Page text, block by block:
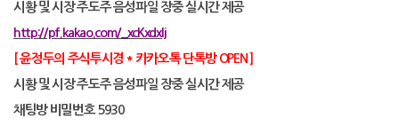
시황 및 시장 주도주 음성파일 장중 실시간 제공
http://pf.kakao.com/_xcKxdxlj
[윤정두의 주식투시경 * 카카오톡 단톡방 OPEN ]
시황 및 시장 주도주 음성파일 장중 실시간 제공
채팅방 비밀번호 5930